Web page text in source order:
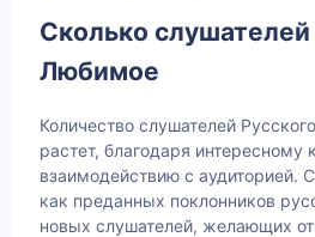
Сколько слушателей
Любимое
Количество слушателей
растет, благодаря интересному
взаимодействию с аудиторией.
как преданных поклонников
новых слушателей, желающих